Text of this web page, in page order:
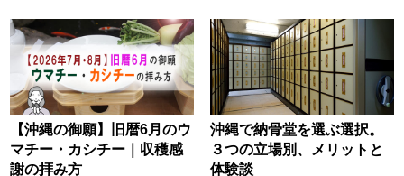
【沖縄の御願】旧暦6月のウ
マチー・カシチー｜収穫感
謝の拝み方
沖縄で納骨堂を選ぶ選択。
３つの立場別、メリットと
体験談